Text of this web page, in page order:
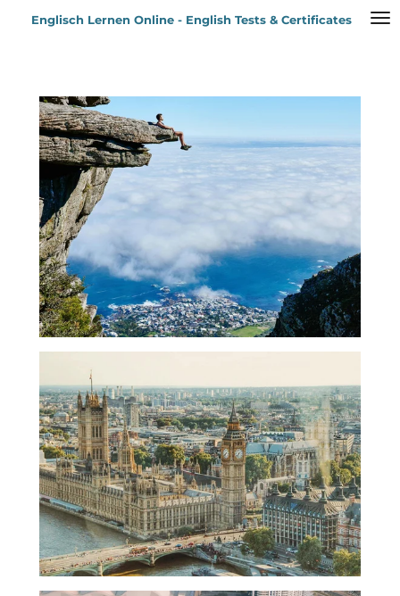
ZumEnglisch Lernen Online - English Tests & Certificates